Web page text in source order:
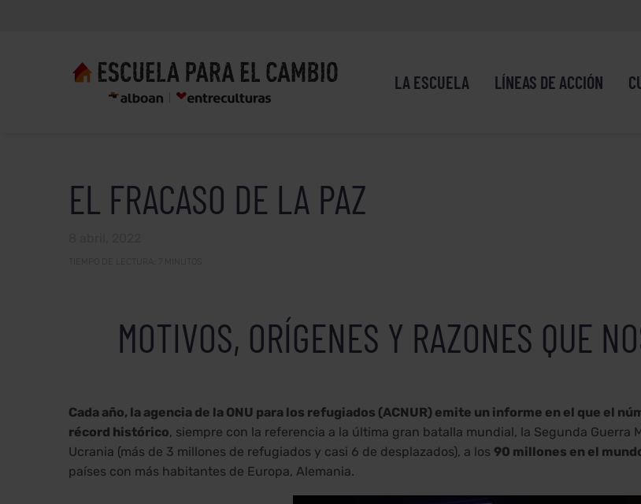
LA ESCUELA LÍNEAS DE ACCIÓN
EL FRACASO DE LA PAZ
MOTIVOS, ORÍGENES Y RAZONES QUE
Cada año, la agencia de la ONU para los refugiados (ACNUR) emite un informe en el que el
récord histórico, siempre con la referencia a la última gran batalla mundial, la Segunda Guerra
Ucrania (más de 3 millones de refugiados y casi 6 de desplazados), a los 90 millones en el
países con más habitantes de Europa, Alemania.